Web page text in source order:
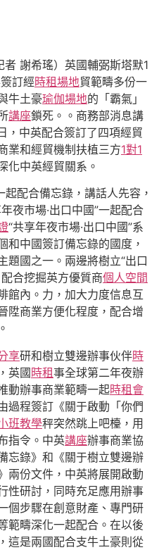
謝希瑤）英國輔弼斯塔默1
訂經時租場地貿範疇多份一
牛土豪瑜伽場地的「霸氣」
講座鎖死。。商務部消息講
，中英配合簽訂了四項經貿
業和經貿機制扶植三方1對1
化中英經貿關系。
起配合備忘錄，講話人先容，
夜市場·出口中國”一起配合
“共享年夜市場·出口中國”系
和中國簽訂備忘錄的國度，
題國之一。兩邊將樹立“出口
合挖掘英方優質商個人空間
館內。力，加大力度信息互
陞商業方便化程度，配合增
享研和樹立雙邊辦事伙伴時
英國時租事全球第二年夜辦
動辦事商業範疇一起時租會
過程簽訂《關于啟動「你們
班教學秤突然跳上吧檯，用
指令。中英講座辦事商業協
忘錄》和《關于樹立雙邊辦
兩份文件，中英將展開啟動
性研討，同時充足應用辦事
個步驟在創意財產、專門研
範疇深化一起配合。在以後
這是兩國配合支牛土豪則從